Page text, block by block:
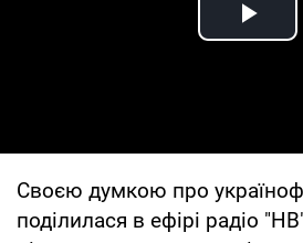
Своєю думкою про
поділилася в ефірі радіо